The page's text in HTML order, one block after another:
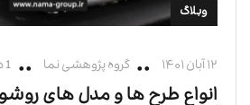
وبلاگ
۱۲ آبان ۱۴۰۱ گروه پژوهشی نما 1 دیدگاه
انواع طرح ها و مدل های